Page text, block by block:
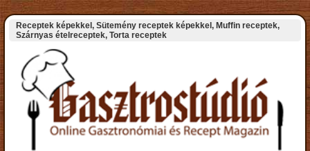
Receptek képekkel, Sütemény receptek képekkel, Muffin receptek,
Szárnyas ételreceptek, Torta receptek